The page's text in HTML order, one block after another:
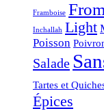
Framboise
Inchallah Light
Poisson
Salade
Tartes et
Épices